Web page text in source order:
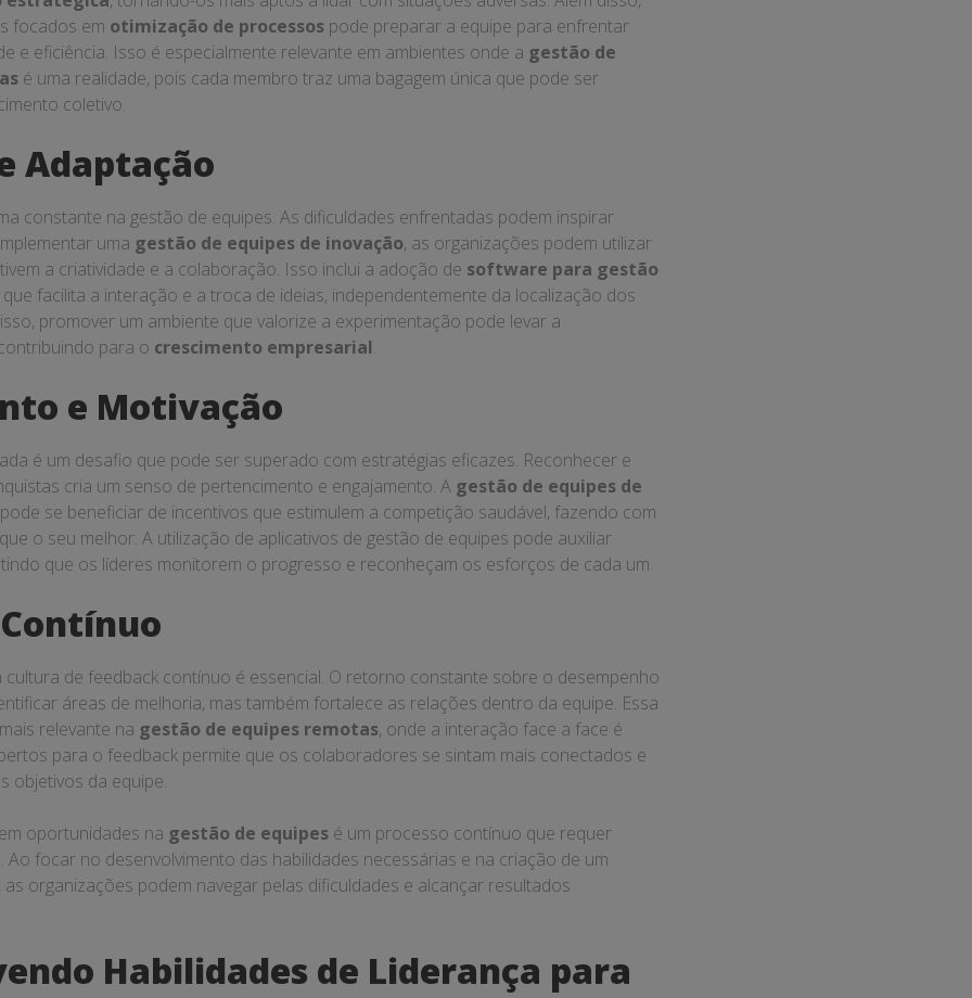
focados em otimização de processos pode preparar a equipe para enfrentar
e eficiência. Isso é especialmente relevante em ambientes onde a gestão de
é uma realidade, pois cada membro traz uma bagagem única que pode ser
coletivo.
Adaptação
constante na gestão de equipes. As dificuldades enfrentadas podem inspirar
uma gestão de equipes de inovação, as organizações podem utilizar
a criatividade e a colaboração. Isso inclui a adoção de software para gestão
que facilita a interação e a troca de ideias, independentemente da localização dos
promover um ambiente que valorize a experimentação pode levar a
para o crescimento empresarial.
e Motivação
é um desafio que pode ser superado com estratégias eficazes. Reconhecer e
cria um senso de pertencimento e engajamento. A gestão de equipes de
se beneficiar de incentivos que estimulem a competição saudável, fazendo com
o seu melhor. A utilização de aplicativos de gestão de equipes pode auxiliar
que os líderes monitorem o progresso e reconheçam os esforços de cada um.
cultura de feedback contínuo é essencial. O retorno constante sobre o desempenho
áreas de melhoria, mas também fortalece as relações dentro da equipe. Essa
relevante na gestão de equipes remotas, onde a interação face a face é
para o feedback permite que os colaboradores se sintam mais conectados e
objetivos da equipe.
oportunidades na gestão de equipes é um processo contínuo que requer
Ao focar no desenvolvimento das habilidades necessárias e na criação de um
organizações podem navegar pelas dificuldades e alcançar resultados
Habilidades de Liderança para